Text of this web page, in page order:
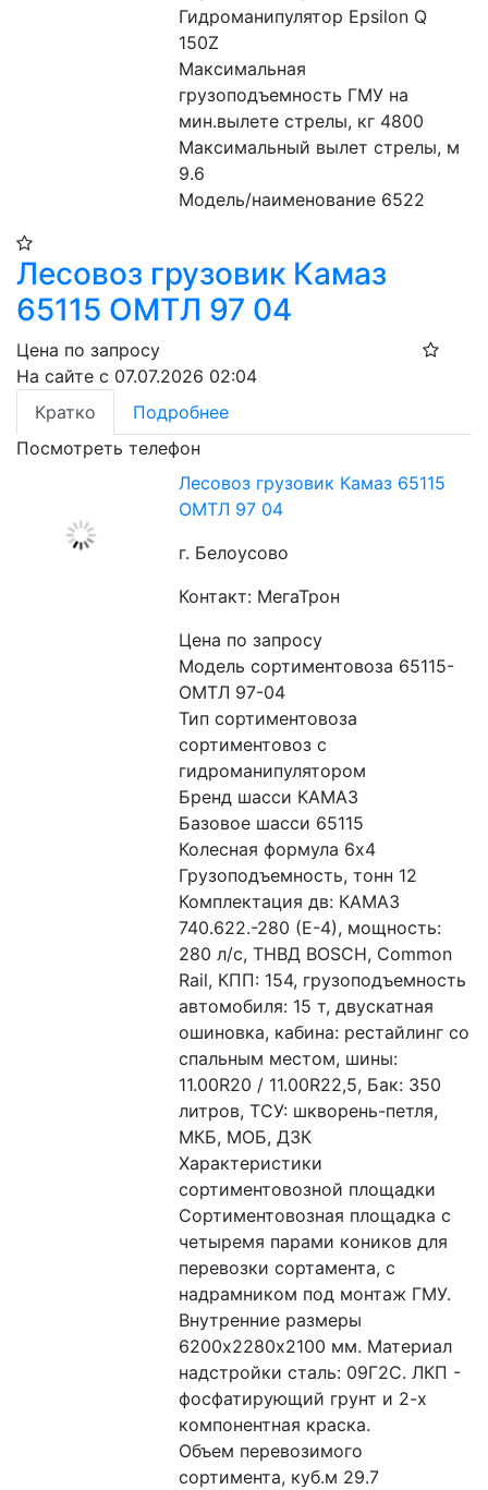
Гидроманипулятор Epsilon Q
150Z
Максимальная
грузоподъемность ГМУ на
мин.вылете стрелы, кг 4800
Максимальный вылет стрелы, м
9.6
Модель/наименование 6522
Лесовоз грузовик Камаз
65115 ОМТЛ 97 04
Цена по запросу
На сайте с 07.07.2026 02:04
Кратко
Подробнее
Посмотреть телефон
Лесовоз грузовик Камаз 65115
ОМТЛ 97 04
г. Белоусово
Контакт: МегаТрон
Цена по запросу
Модель сортиментовоза 65115-
ОМТЛ 97-04
Тип сортиментовоза
сортиментовоз с
гидроманипулятором
Бренд шасси КАМАЗ
Базовое шасси 65115
Колесная формула 6x4
Грузоподъемность, тонн 12
Комплектация дв: КАМАЗ
740.622.-280 (Е-4), мощность:
280 л/с, ТНВД BOSCH, Common
Rail, КПП: 154, грузоподъемность
автомобиля: 15 т, двускатная
ошиновка, кабина: рестайлинг со
спальным местом, шины:
11.00R20 / 11.00R22,5, Бак: 350
литров, ТСУ: шкворень-петля,
МКБ, МОБ, ДЗК
Характеристики
сортиментовозной площадки
Сортиментовозная площадка с
четыремя парами коников для
перевозки сортамента, с
надрамником под монтаж ГМУ.
Внутренние размеры
6200х2280х2100 мм. Материал
надстройки сталь: 09Г2С. ЛКП -
фосфатирующий грунт и 2-х
компонентная краска.
Объем перевозимого
сортимента, куб.м 29.7